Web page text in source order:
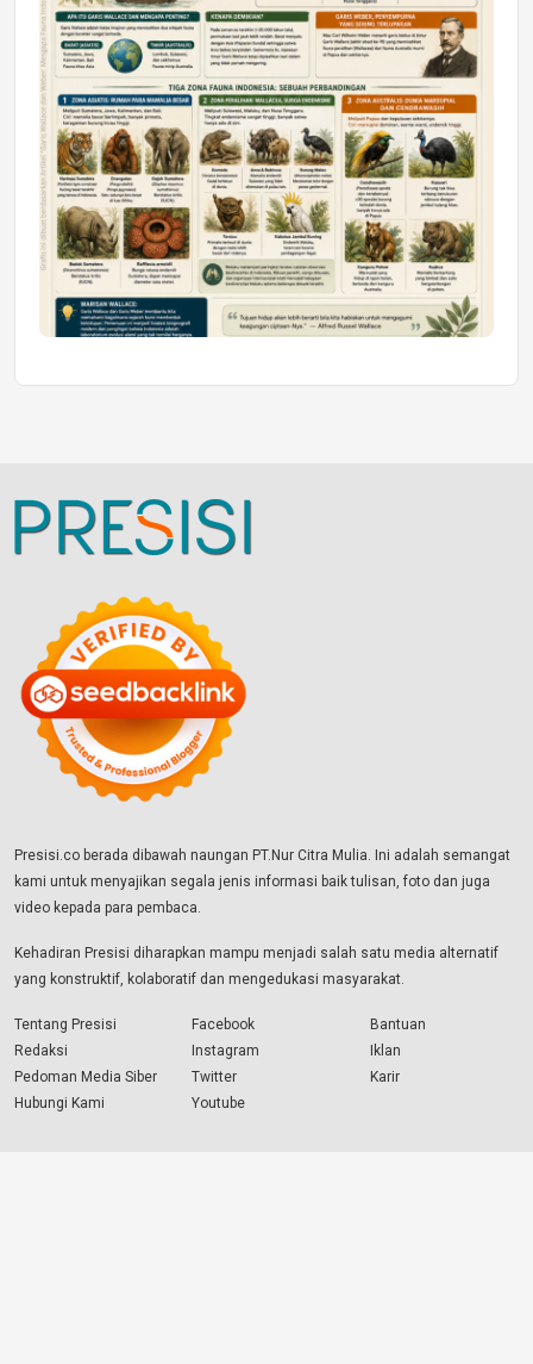
Presisi.co berada dibawah naungan PT.Nur Citra Mulia. Ini adalah semangat
kami untuk menyajikan segala jenis informasi baik tulisan, foto dan juga
video kepada para pembaca.
Kehadiran Presisi diharapkan mampu menjadi salah satu media alternatif
yang konstruktif, kolaboratif dan mengedukasi masyarakat.
Tentang Presisi
Redaksi
Pedoman Media Siber
Hubungi Kami
Facebook
Instagram
Twitter
Youtube
Bantuan
Iklan
Karir